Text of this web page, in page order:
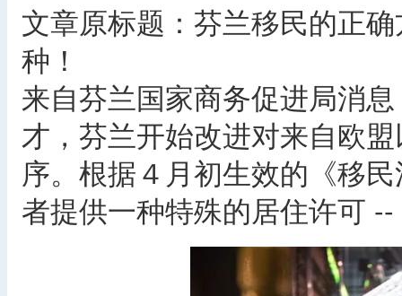
文章原标题：芬兰移民的正
种！
来自芬兰国家商务促进局消
才，芬兰开始改进对来自欧
序。根据４月初生效的《移
者提供一种特殊的居住许可